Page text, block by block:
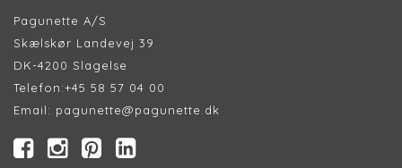
Pagunette A/S
Skælskør Landevej 39
DK-4200 Slagelse
Telefon:+45 58 57 04 00
Email: pagunette@pagunette.dk